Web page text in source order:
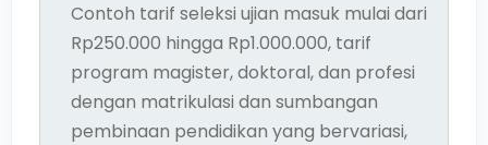
Contoh tarif seleksi ujian masuk mulai dari
Rp250.000 hingga Rp1.000.000, tarif
program magister, doktoral, dan profesi
dengan matrikulasi dan sumbangan
pembinaan pendidikan yang bervariasi,